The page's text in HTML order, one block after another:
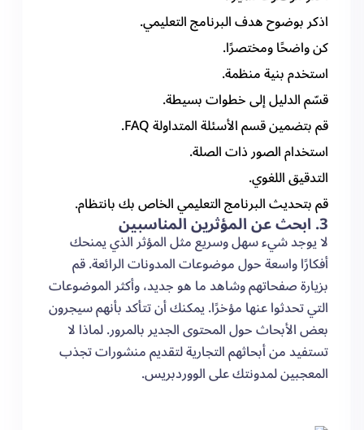
اذكر بوضوح هدف البرنامج التعليمي.
كن واضحًا ومختصرًا.
استخدم بنية منظمة.
قسّم الدليل إلى خطوات بسيطة.
قم بتضمين قسم الأسئلة المتداولة FAQ.
استخدام الصور ذات الصلة.
التدقيق اللغوي.
قم بتحديث البرنامج التعليمي الخاص بك بانتظام.
3. ابحث عن المؤثرين المناسبين
لا يوجد شيء سهل وسريع مثل المؤثر الذي يمنحك
أفكارًا واسعة حول موضوعات المدونات الرائعة. قم
بزيارة صفحاتهم وشاهد ما هو جديد، وأكثر الموضوعات
التي تحدثوا عنها مؤخرًا. يمكنك أن تتأكد بأنهم سيجرون
بعض الأبحاث حول المحتوى الجدير بالمرور. لماذا لا
تستفيد من أبحاثهم التجارية لتقديم منشورات تجذب
المعجبين لمدونتك على الووردبريس.